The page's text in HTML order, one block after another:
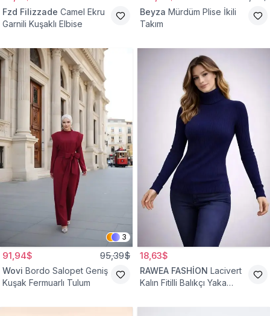
Fzd Filizzade Camel Ekru
Garnili Kuşaklı Elbise
Beyza Mürdüm Plise İkili
Takım
3
91,94$ 95,39$
Wovi Bordo Salopet Geniş
Kuşak Fermuarlı Tulum
18,63$
RAWEA FASHİON Lacivert
Kalın Fitilli Balıkçı Yaka